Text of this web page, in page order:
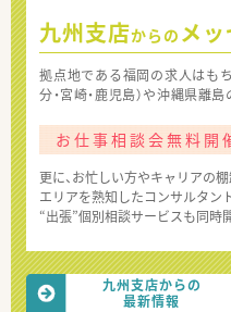
九州支店からの メ
拠点地である福岡の求人はもち
分・宮崎・鹿児島）や沖縄県離
お仕事相談会無料開
更に、お忙しい方やキャリアの
エリアを熟知したコンサルタン
“出張”個別相談サービスも同時
九州支店からの
最新情報